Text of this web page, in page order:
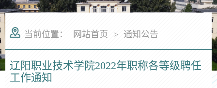
当前位置： 网站首页 > 通知公告
辽阳职业技术学院2022年职称各等级聘任
工作通知